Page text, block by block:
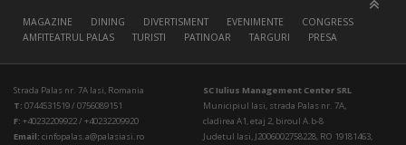
MAGAZINE DINING DIVERTISMENT EVENIMENTE
CONGRESS HALL
AMFITEATRUL PALAS
TURISTI PATINOAR TARGURI PRESA
Strada Palas nr. 7A Iasi, Romania
T: 0744531519 / 0756089151
F: +40232209922 / +40232209920
Email: cinfopalas.a@palasiasi.ro
SC Iulius Management Center SRL
Municipiul Iasi, strada Palas nr. 7A,
cladirea A1, etaj 2, biroul A.b-8
Judetul Iasi, J2006002758228, RO 19181463,